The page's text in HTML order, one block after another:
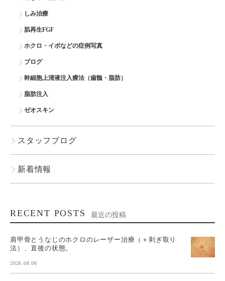
しみ治療
肌再生FGF
ホクロ・イボなどの症例写真
ブログ
幹細胞上清液注入療法（歯髄・脂肪）
脂肪注入
ゼオスキン
スタッフブログ
新着情報
RECENT POSTS 最近の投稿
肩甲骨とうなじのホクロのレーザー治療（＋剥ぎ取り
法）、直後の状態。
2026.08.06